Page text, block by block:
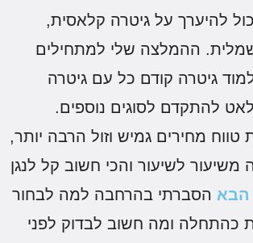
להיערך על גיטרה קלאסית,
ההמלצה שלי למתחילים
גיטרה קודם כל עם גיטרה
להתקדם לסוגים נוספים.
מחירים גמיש וזול הרבה יותר,
לשיעור והכי חשוב קל לנגן
הסברתי בהרחבה למה לבחור
ומה חשוב לבדוק לפני